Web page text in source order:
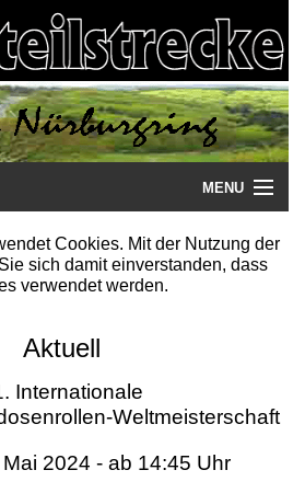
MENU
Cookies. Mit der Nutzung der
sich damit einverstanden, dass
verwendet werden.
Aktuell
Internationale
Weltmeisterschaft
2024 - ab 14:45 Uhr